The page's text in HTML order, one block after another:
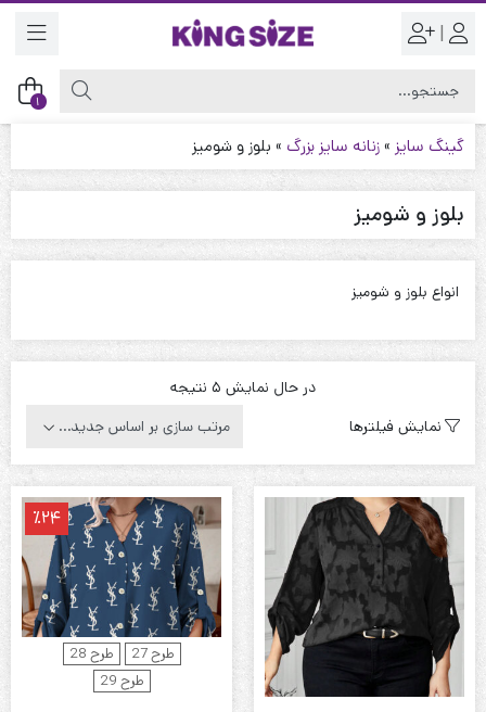
|
1
گینگ سایز »زنانه سایز بزرگ » بلوز و شومیز
بلوز و شومیز
انواع بلوز و شومیز
در حال نمایش 5 نتیجه
Sorted
latest
نمایش فیلترها
طرح 27
طرح 28
طرح 29
٪24